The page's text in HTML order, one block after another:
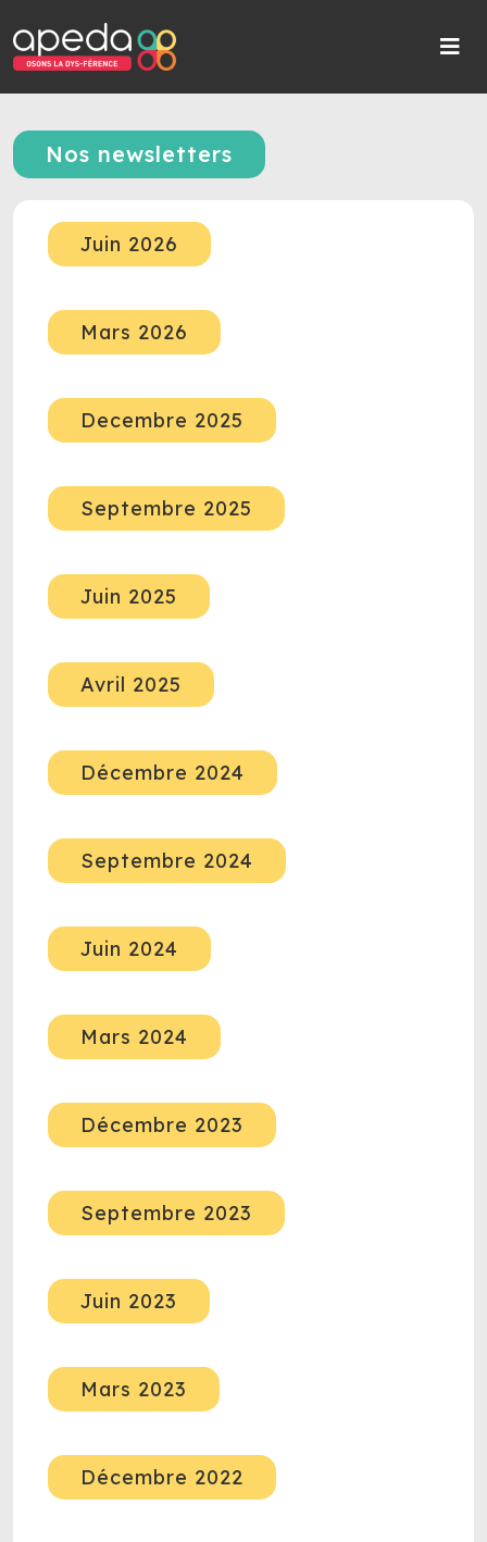
Nos newsletters
Juin 2026
Mars 2026
Decembre 2025
Septembre 2025
Juin 2025
Avril 2025
Décembre 2024
Septembre 2024
Juin 2024
Mars 2024
Décembre 2023
Septembre 2023
Juin 2023
Mars 2023
Décembre 2022